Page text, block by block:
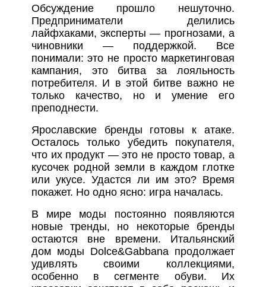
Обсуждение прошло нешуточно.
Предприниматели делились
лайфхаками, эксперты — прогнозами, а
чиновники — поддержкой. Все
понимали: это не просто маркетинговая
кампания, это битва за лояльность
потребителя. И в этой битве важно не
только качество, но и умение его
преподнести.
Ярославские бренды готовы к атаке.
Осталось только убедить покупателя,
что их продукт — это не просто товар, а
кусочек родной земли в каждом глотке
или укусе. Удастся ли им это? Время
покажет. Но одно ясно: игра началась.
В мире моды постоянно появляются
новые тренды, но некоторые бренды
остаются вне времени. Итальянский
дом моды Dolce&Gabbana продолжает
удивлять своими коллекциями,
особенно в сегменте обуви. Их